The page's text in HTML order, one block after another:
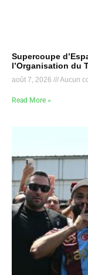
Supercoupe
l’Organisation du
août 7, 2026 Aucun
Read More »